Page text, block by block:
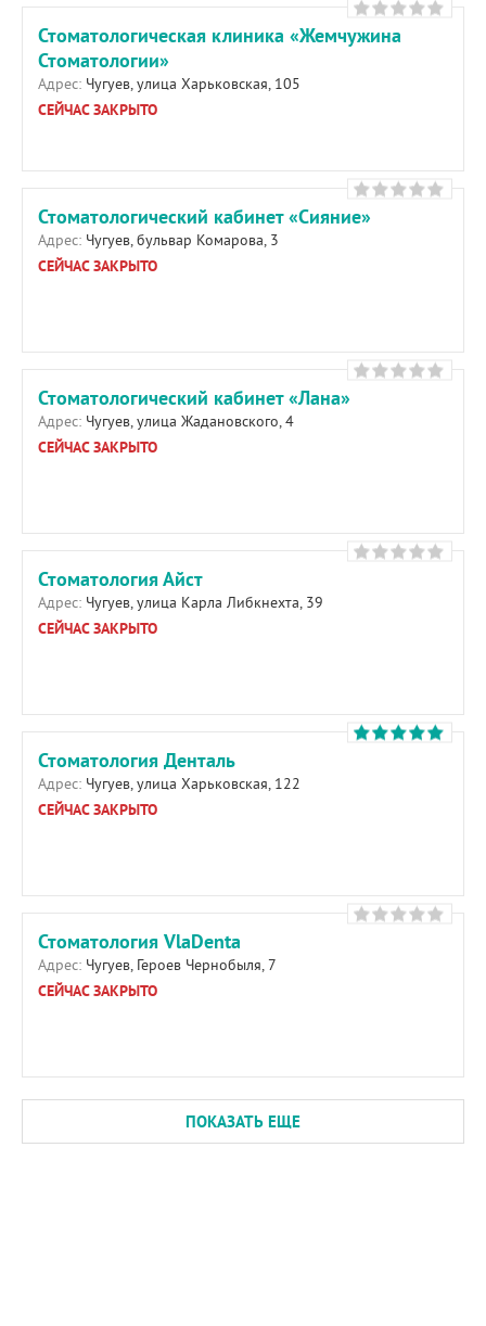
Стоматологическая клиника «Жемчужина
Стоматологии»
Адрес: Чугуев, улица Харьковская, 105
СЕЙЧАС ЗАКРЫТО
Стоматологический кабинет «Сияние»
Адрес: Чугуев, бульвар Комарова, 3
СЕЙЧАС ЗАКРЫТО
Стоматологический кабинет «Лана»
Адрес: Чугуев, улица Жадановского, 4
СЕЙЧАС ЗАКРЫТО
Стоматология Айст
Адрес: Чугуев, улица Карла Либкнехта, 39
СЕЙЧАС ЗАКРЫТО
Стоматология Денталь
Адрес: Чугуев, улица Харьковская, 122
СЕЙЧАС ЗАКРЫТО
Стоматология VlaDenta
Адрес: Чугуев, Героев Чернобыля, 7
СЕЙЧАС ЗАКРЫТО
ПОКАЗАТЬ ЕЩЕ